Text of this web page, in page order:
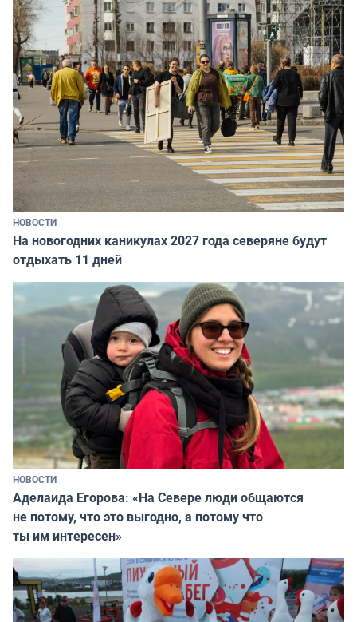
НОВОСТИ
На новогодних каникулах 2027 года северяне будут
отдыхать 11 дней
НОВОСТИ
Аделаида Егорова: «На Севере люди общаются
не потому, что это выгодно, а потому что
ты им интересен»